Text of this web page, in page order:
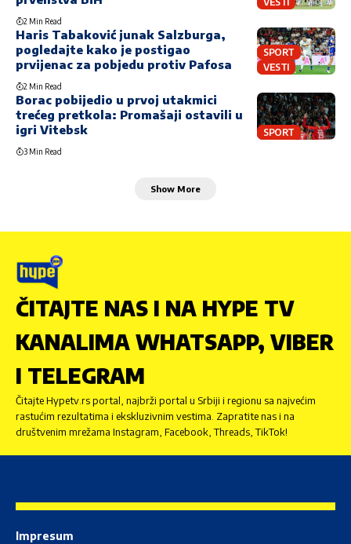
2 Min Read
SPORT
VESTI
Haris Tabaković junak Salzburga,
pogledajte kako je postigao
prvijenac za pobjedu protiv Pafosa
2 Min Read
SPORT
Borac pobijedio u prvoj utakmici
trećeg pretkola: Promašaji ostavili u
igri Vitebsk
3 Min Read
Show More
ČITAJTE NAS I NA HYPE TV
KANALIMA WHATSAPP, VIBER
I TELEGRAM
Čitajte Hypetv.rs portal, najbrži portal u Srbiji i regionu sa najvećim
rastućim rezultatima i ekskluzivnim vestima. Zapratite nas i na
društvenim mrežama Instagram, Facebook, Threads, TikTok!
Impresum